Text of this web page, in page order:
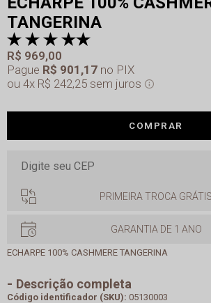
TANGERINA
Pague R$ 901,17no PIX
R$ 969,00
4x R$ 242,25 sem juros
COMPRAR
PRIMEIRA TROCA GRÁTIS
GARANTIA DE 1 ANO
ECHARPE 100% CASHMERE TANGERINA
Descrição completa
Código identificador (SKU): 05130003